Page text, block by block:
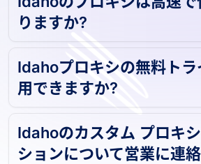
りますか?
Idahoプロキシの無料トラ
用できますか?
Idahoのカスタム プロキ
ションについて営業に連